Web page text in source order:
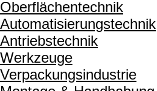
Oberflächentechnik
Automatisierungstechnik
Antriebstechnik
Werkzeuge
Verpackungsindustrie